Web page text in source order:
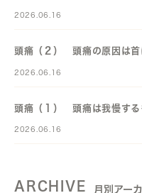
2026.06.16
頭痛（２） 頭痛の原因は首
2026.06.16
頭痛（１） 頭痛は我慢する
2026.06.16
ARCHIVE 月別アー